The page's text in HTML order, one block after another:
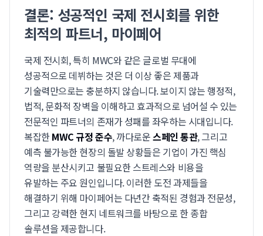
결론: 성공적인 국제 전시회를 위한
최적의 파트너, 마이페어
국제 전시회, 특히 MWC와 같은 글로벌 무대에
성공적으로 데뷔하는 것은 더 이상 좋은 제품과
기술력만으로는 충분하지 않습니다. 보이지 않는 행정적,
법적, 문화적 장벽을 이해하고 효과적으로 넘어설 수 있는
전문적인 파트너의 존재가 성패를 좌우하는 시대입니다.
복잡한MWC 규정 준수, 까다로운스페인 통관, 그리고
예측 불가능한 현장의 돌발 상황들은 기업이 가진 핵심
역량을 분산시키고 불필요한 스트레스와 비용을
유발하는 주요 원인입니다. 이러한 도전 과제들을
해결하기 위해 마이페어는 다년간 축적된 경험과 전문성,
그리고 강력한 현지 네트워크를 바탕으로 한 종합
솔루션을 제공합니다.